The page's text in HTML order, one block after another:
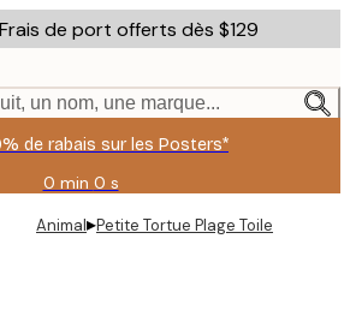
Frais de port offerts dès $129
un nom, une marque...
de rabais sur les Posters*
0 min 0 s
Valable
jusqu'au
:
Animal▸Petite Tortue Plage Toile